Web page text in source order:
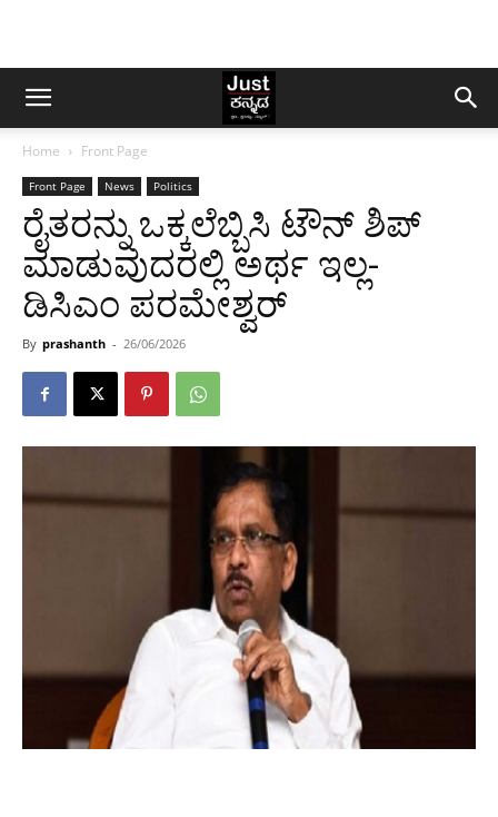
Home Front Page
Front Page News Politics
ರೈತರನ್ನು ಒಕ್ಕಲೆಬ್ಬಿಸಿ ಟೌನ್ ಶಿಪ್
ಮಾಡುವುದರಲ್ಲಿ ಅರ್ಥ ಇಲ್ಲ-
ಡಿಸಿಎಂ ಪರಮೇಶ್ವರ್
By prashanth - 26/06/2026